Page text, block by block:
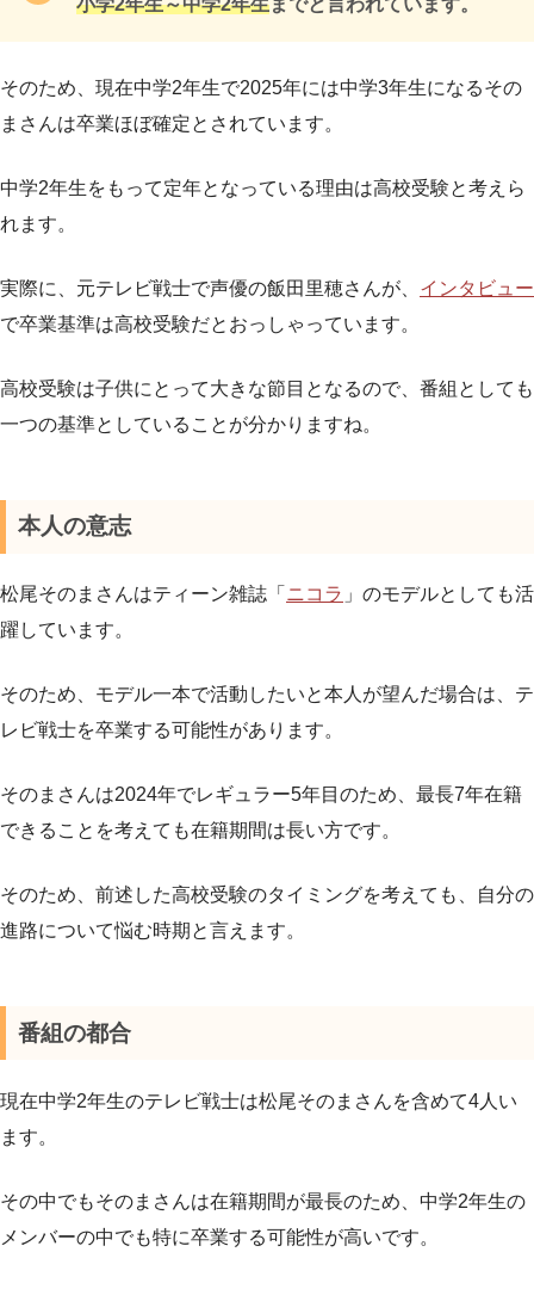
そのため、現在中学2年生で2025年には中学3年生になるその
まさんは卒業ほぼ確定とされています。
中学2年生をもって定年となっている理由は高校受験と考えら
れます。
実際に、元テレビ戦士で声優の飯田里穂さんが、 インタビュー
で卒業基準は高校受験だとおっしゃっています。
高校受験は子供にとって大きな節目となるので、番組としても
一つの基準としていることが分かりますね。
本人の意志
松尾そのまさんはティーン雑誌「 ニコラ 」のモデルとしても活
躍しています。
そのため、モデル一本で活動したいと本人が望んだ場合は、テ
レビ戦士を卒業する可能性があります。
そのまさんは2024年でレギュラー5年目のため、最長7年在籍
できることを考えても在籍期間は長い方です。
そのため、前述した高校受験のタイミングを考えても、自分の
進路について悩む時期と言えます。
番組の都合
現在中学2年生のテレビ戦士は松尾そのまさんを含めて4人い
ます。
その中でもそのまさんは在籍期間が最長のため、中学2年生の
メンバーの中でも特に卒業する可能性が高いです。